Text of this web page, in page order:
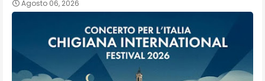
Agosto 06, 2026